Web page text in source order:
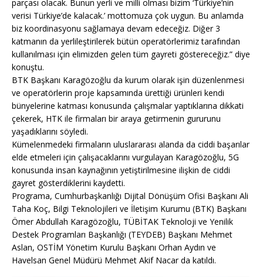
parçası olacak. Bunun yerli ve milli olması bizim ‘Türkiye’nin
verisi Türkiye’de kalacak.’ mottomuza çok uygun. Bu anlamda
biz koordinasyonu sağlamaya devam edeceğiz. Diğer 3
katmanın da yerlileştirilerek bütün operatörlerimiz tarafından
kullanılması için elimizden gelen tüm gayreti göstereceğiz.” diye
konuştu.
BTK Başkanı Karagözoğlu da kurum olarak işin düzenlenmesi
ve operatörlerin proje kapsamında ürettiği ürünleri kendi
bünyelerine katması konusunda çalışmalar yaptıklarına dikkati
çekerek, HTK ile firmaları bir araya getirmenin gururunu
yaşadıklarını söyledi.
Kümelenmedeki firmaların uluslararası alanda da ciddi başarılar
elde etmeleri için çalışacaklarını vurgulayan Karagözoğlu, 5G
konusunda insan kaynağının yetiştirilmesine ilişkin de ciddi
gayret gösterdiklerini kaydetti.
Programa, Cumhurbaşkanlığı Dijital Dönüşüm Ofisi Başkanı Ali
Taha Koç, Bilgi Teknolojileri ve İletişim Kurumu (BTK) Başkanı
Ömer Abdullah Karagözoğlu, TÜBİTAK Teknoloji ve Yenilik
Destek Programları Başkanlığı (TEYDEB) Başkanı Mehmet
Aslan, OSTİM Yönetim Kurulu Başkanı Orhan Aydın ve
Havelsan Genel Müdürü Mehmet Akif Nacar da katıldı.